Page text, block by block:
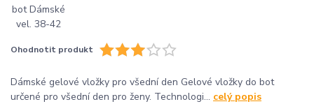
Ohodnotit produkt
Dámské gelové vložky pro všední den Gelové vložky do bot
určené pro všední den pro ženy. Technologi... celý popis